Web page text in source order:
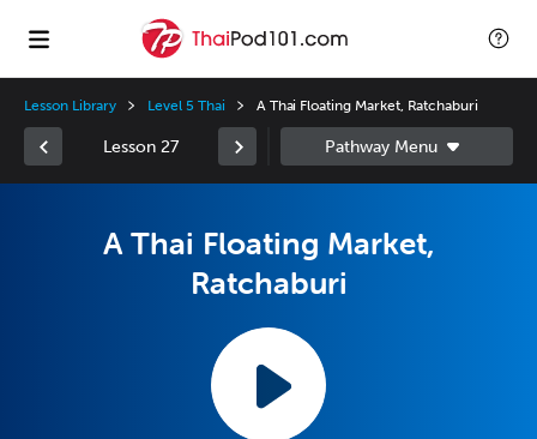
Lesson Library Level 5 Thai A Thai Floating Market, Ratchaburi
Lesson 27
A Thai Floating Market,
Ratchaburi